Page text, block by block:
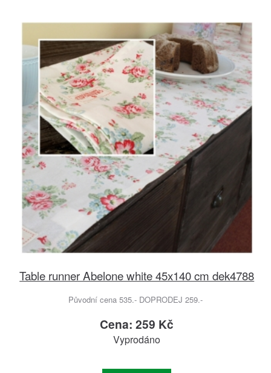
Table runner Abelone white 45x140 cm dek4788
Původní cena 535.- DOPRODEJ 259.-
Cena: 259 Kč
Vyprodáno